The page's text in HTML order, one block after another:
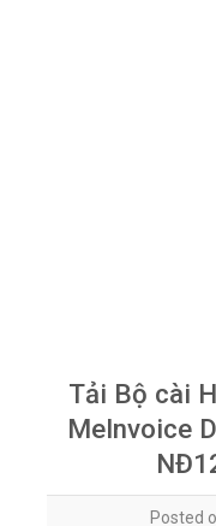
Tải Bộ cài
MeInvoice
Posted